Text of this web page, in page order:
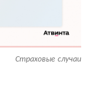
Страховые случаи